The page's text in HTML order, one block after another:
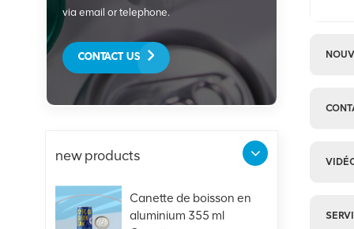
via email or telephone.
CONTACT US
new products
Canette de boisson en
aluminium 355 ml